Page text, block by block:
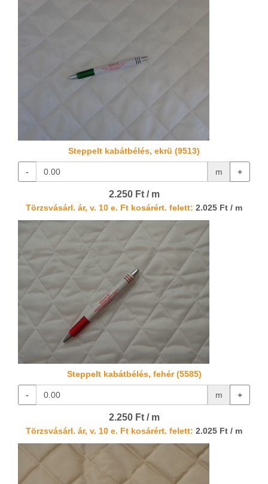
Steppelt kabátbélés, ekrü (9513)
- m +
2.250 Ft / m
Törzsvásárl. ár, v. 10 e. Ft kosárért. felett: 2.025 Ft / m
Steppelt kabátbélés, fehér (5585)
- m +
2.250 Ft / m
Törzsvásárl. ár, v. 10 e. Ft kosárért. felett: 2.025 Ft / m